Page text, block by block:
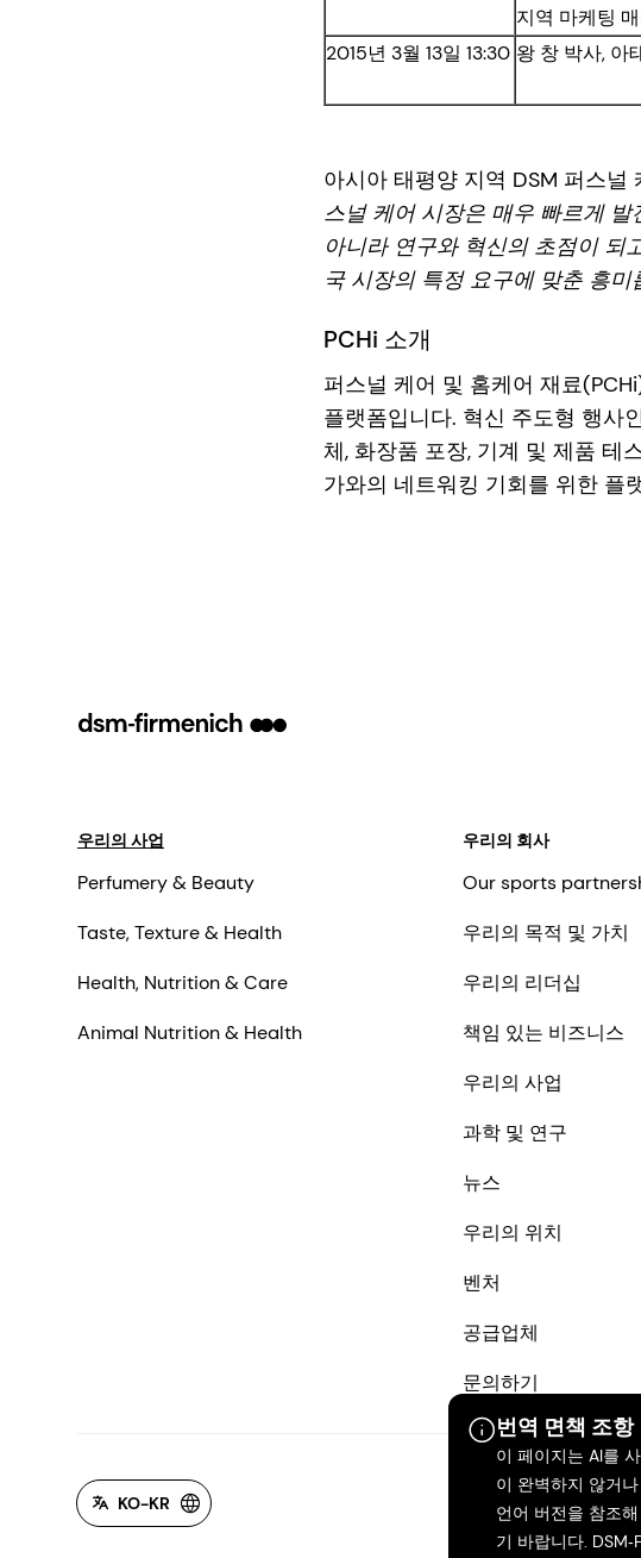
지역 마케팅
2015년 3월 13일 13:30 왕 창 박사, 아
아시아 태평양 지역 DSM 퍼스
스널 케어 시장은 매우 빠르게
아니라 연구와 혁신의 초점이 되
국 시장의 특정 요구에 맞춘 흥
PCHi 소개
퍼스널 케어 및 홈케어 재료
플랫폼입니다. 혁신 주도형 행사
체, 화장품 포장, 기계 및 제품 테
가와의 네트워킹 기회를 위한 플
번역 면책 조항
이 페이지는 AI를
이 완벽하지 않거
언어 버전을 참조
기 바랍니다.
우리의 사업
Perfumery & Beauty
Taste, Texture & Health
Health, Nutrition & Care
Animal Nutrition & Health
우리의 회사
Our sports
우리의 목적 및 가치
우리의 리더십
책임 있는 비즈니스
우리의 사업
과학 및 연구
뉴스
우리의 위치
벤처
공급업체
문의하기
KO-KR